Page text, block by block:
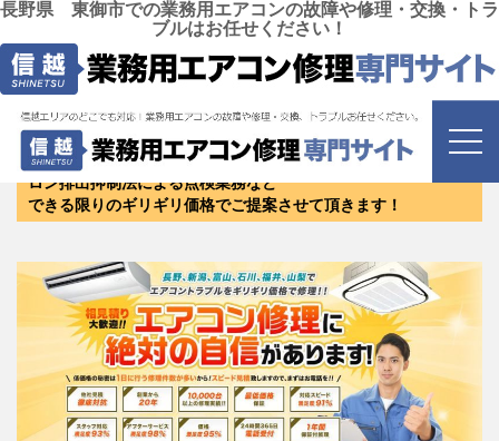
長野県 東御市での業務用エアコンの故障や修理・交換・トラ
ブルはお任せください！
長野県 東御市にお住まいのお客様は是非お問い合わせく
ださい！
修理・リニューアル・新設・エアコンクリーニング・保守・フ
ロン排出抑制法による点検業務など
できる限りのギリギリ価格でご提案させて頂きます！